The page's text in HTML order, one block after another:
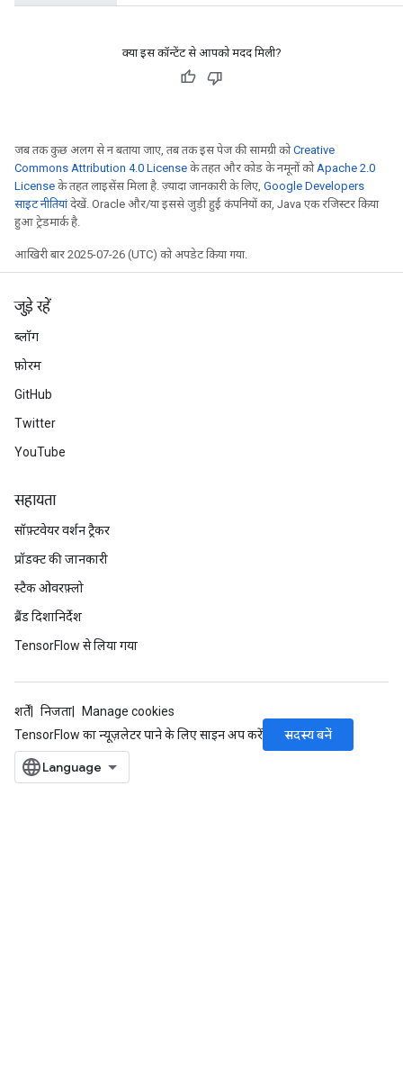
क्या इस कॉन्टेंट से आपको मदद मिली?
जब तक कुछ अलग से न बताया जाए, तब तक इस पेज की सामग्री कोCreative
Commons Attribution 4.0 License के तहत और कोड के नमूनों को Apache 2.0
License के तहत लाइसेंस मिला है. ज़्यादा जानकारी के लिए, Google Developers
साइट नीतियांदेखें. Oracle और/या इससे जुड़ी हुई कंपनियों का, Java एक रजिस्टर किया
हुआ ट्रेडमार्क है.
आखिरी बार 2025-07-26 (UTC) को अपडेट किया गया.
जुड़े रहें
ब्लॉग
फ़ोरम
GitHub
Twitter
YouTube
सहायता
सॉफ़्टवेयर वर्शन ट्रैकर
प्रॉडक्ट की जानकारी
स्टैक ओवरफ़्लो
ब्रैंड दिशानिर्देश
TensorFlow से लिया गया
शर्तें निजता
Manage cookies
TensorFlow का न्यूज़लेटर पाने के लिए साइन अप करें
सदस्य बनें